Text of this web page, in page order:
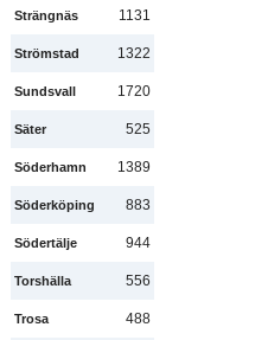
Strängnäs 1131
Strömstad 1322
Sundsvall 1720
Säter 525
Söderhamn 1389
Söderköping 883
Södertälje 944
Torshälla 556
Trosa 488